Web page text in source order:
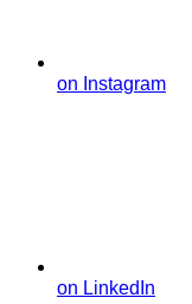
on Instagram
on LinkedIn